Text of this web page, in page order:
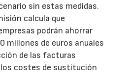
sin estas medidas.
calcula que
podrán ahorrar
millones de euros anuales
de las facturas
costes de sustitución